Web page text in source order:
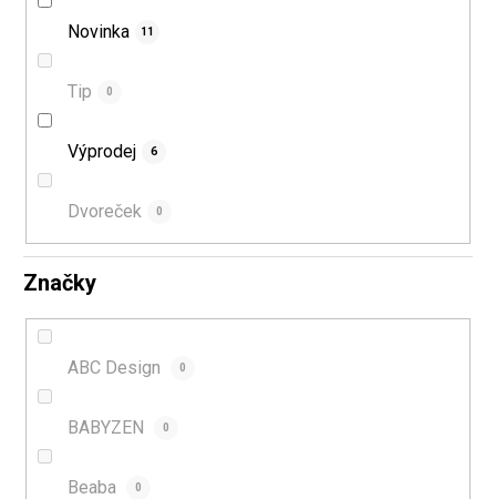
Novinka 11
Tip 0
Výprodej 6
Dvoreček 0
Značky
ABC Design 0
BABYZEN 0
Beaba 0